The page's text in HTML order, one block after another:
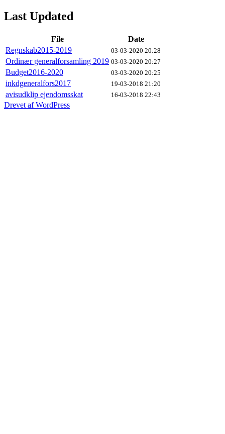
Last Updated
File
Date
Regnskab2015-2019
03-03-2020 20:28
Ordinær generalforsamling 2019 03-03-2020 20:27
Budget2016-2020 03-03-2020 20:25
inkdgeneralfors2017 19-03-2018 21:20
avisudklip ejendomsskat 16-03-2018 22:43
Drevet af WordPress